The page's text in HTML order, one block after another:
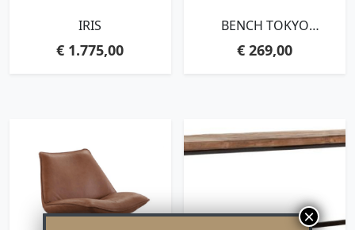
IRIS
€ 1.775,00
BENCH TOKYO
BLACK RECYCLED
€ 269,00